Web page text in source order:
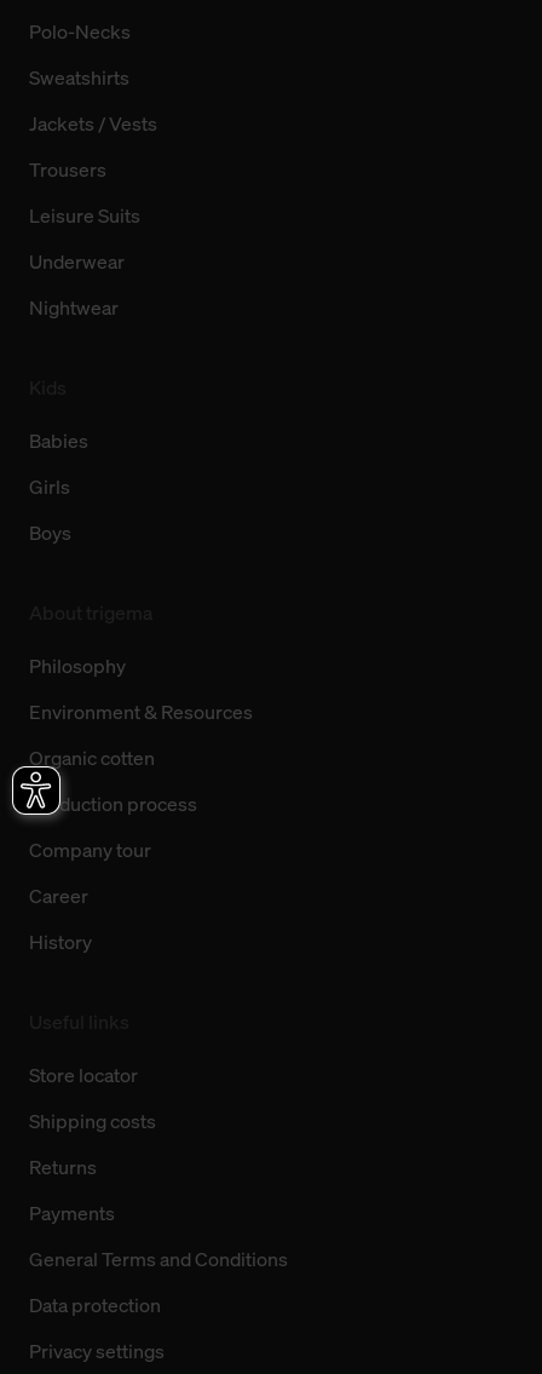
Polo-Necks
Sweatshirts
Jackets / Vests
Trousers
Leisure Suits
Underwear
Nightwear
Babies
Girls
Boys
Philosophy
Environment & Resources
Organic cotten
Production process
Company tour
Career
History
Store locator
Shipping costs
Returns
Payments
General Terms and Conditions
Data protection
Privacy settings